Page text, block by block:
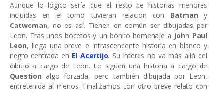
Aunque lo lógico sería que el resto de historias menores
incluidas en el tomo tuvieran relación con Batman y
Catwoman, no es así. Tienen en común ser dibujadas por
Leon. Tras unos bocetos y un bonito homenaje a John Paul
Leon, llega una breve e intrascendente historia en blanco y
negro centrada en El Acertijo. Su interés no va más allá del
dibujo a cargo de Leon. Le siguen una historia a cargo de
Question algo forzada, pero también dibujada por Leon,
entretenida al menos. Finalizamos con otro breve relato con